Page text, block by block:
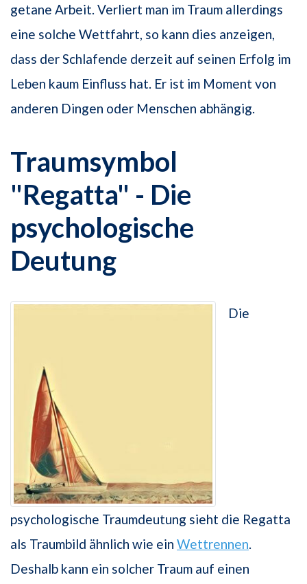
getane Arbeit. Verliert man im Traum allerdings
eine solche Wettfahrt, so kann dies anzeigen,
dass der Schlafende derzeit auf seinen Erfolg im
Leben kaum Einfluss hat. Er ist im Moment von
anderen Dingen oder Menschen abhängig.
Traumsymbol
"Regatta" - Die
psychologische
Deutung
Die
psychologische Traumdeutung sieht die Regatta
als Traumbild ähnlich wie ein Wettrennen
Deshalb kann ein solcher Traum auf einen